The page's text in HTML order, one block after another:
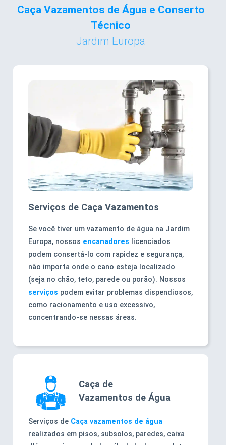
Caça Vazamentos de Água e Conserto
Técnico
Jardim Europa
Serviços de Caça Vazamentos
Se você tiver um vazamento de água na Jardim
Europa, nossos encanadores licenciados
podem consertá-lo com rapidez e segurança,
não importa onde o cano esteja localizado
(seja no chão, teto, parede ou porão). Nossos
serviços podem evitar problemas dispendiosos,
como racionamento e uso excessivo,
concentrando-se nessas áreas.
Caça de
Vazamentos de Água
Serviços de Caça vazamentos de água
realizados em pisos, subsolos, paredes, caixa